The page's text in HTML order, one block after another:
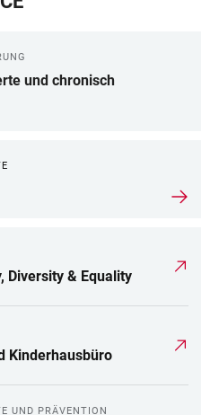
und chronisch
Diversity & Equality
Kinderhausbüro
UND PRÄVENTION